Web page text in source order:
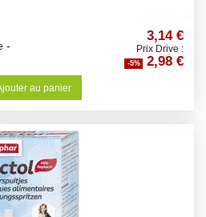
-
3,14 €
Prix Drive :
-5% 2,98 €
au panier